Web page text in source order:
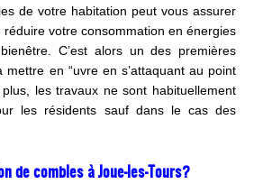
de votre habitation peut vous assurer
votre consommation en énergies
C’est alors un des premières
en “uvre en s’attaquant au point
les travaux ne sont habituellement
les résidents sauf dans le cas des
de combles à Joue-les-Tours?